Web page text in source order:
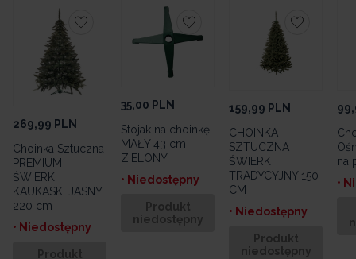
269,99 PLN
Choinka Sztuczna
PREMIUM
ŚWIERK
KAUKASKI JASNY
220 cm
• Niedostępny
Produkt
35,00 PLN
Stojak na choinkę
MAŁY 43 cm
ZIELONY
• Niedostępny
Produkt
niedostępny
159,99 PLN
CHOINKA
SZTUCZNA
ŚWIERK
TRADYCYJNY 150
CM
• Niedostępny
Produkt
niedostępny
na
•